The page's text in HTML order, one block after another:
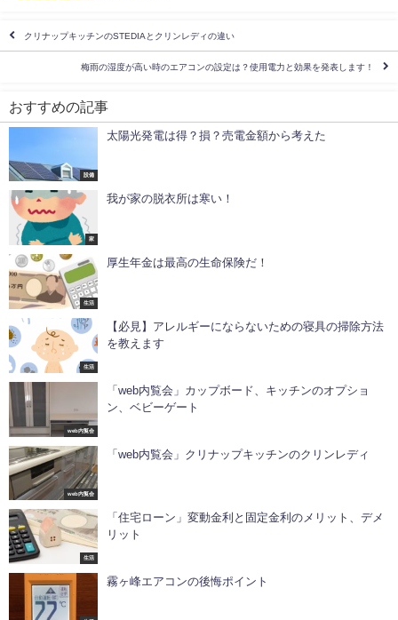
クリナップキッチンのSTEDIAとクリンレディの違い
梅雨の湿度が高い時のエアコンの設定は？使用電力と効果を発表します！
おすすめの記事
設備
太陽光発電は得？損？売電金額から考えた
家
我が家の脱衣所は寒い！
生活
厚生年金は最高の生命保険だ！
生活
【必見】アレルギーにならないための寝具の掃除方法
を教えます
web内覧会
「web内覧会」カップボード、キッチンのオプショ
ン、ベビーゲート
web内覧会
「web内覧会」クリナップキッチンのクリンレディ
生活
「住宅ローン」変動金利と固定金利のメリット、デメ
リット
霧ヶ峰エアコンの後悔ポイント